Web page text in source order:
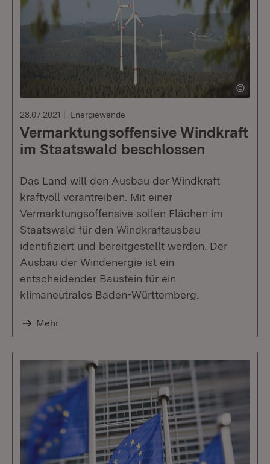
28.07.2021 Energiewende
Vermarktungsoffensive Windkraft
im Staatswald beschlossen
Das Land will den Ausbau der Windkraft
kraftvoll vorantreiben. Mit einer
Vermarktungsoffensive sollen Flächen im
Staatswald für den Windkraftausbau
identifiziert und bereitgestellt werden. Der
Ausbau der Windenergie ist ein
entscheidender Baustein für ein
klimaneutrales Baden-Württemberg.
Mehr